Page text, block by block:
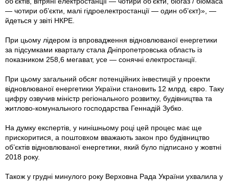
— чотири об’єкти, малі гідроелектростанції — один об’єкт)», —
йдеться у звіті НКРЕ.
При цьо­му лідером із впровадження відновлюваної енергетики
за підсумками кварталу стала Дніпропетровська область із
показником 258,6 мегават, усе — сонячні електростанції.
При цьому загальний обсяг потенційних інвестицій у проекти
відновлюваної енергетики України становить 12 млрд. євро. Таку
цифру озвучив міністр регіонального розвитку, будівництва та
житлово-комунального господарства Геннадій Зубко.
На думку експертів, у нинішньому році цей процес має ще
прискоритися, а поштовхом вважають закон про будівництво
об’єктів відновлюваної енергетики, який було підписано у жовтні
2018 року.
Також у грудні минулого року Верховна Рада України ухвалила у